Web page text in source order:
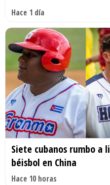
Hace 1 día
Siete cubanos rumbo a
béisbol en China
Hace 10 horas